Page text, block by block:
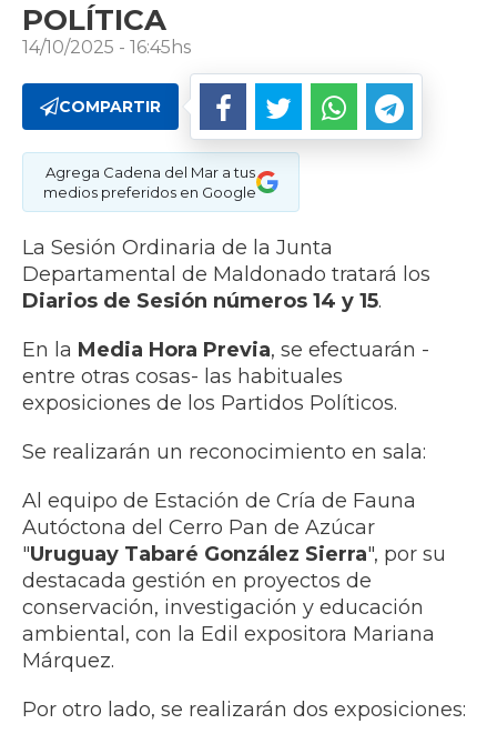
POLÍTICA
14/10/2025 - 16:45hs
COMPARTIR
Agrega Cadena del Mar a tus
medios preferidos en Google
La Sesión Ordinaria de la Junta
Departamental de Maldonado tratará los
Diarios de Sesión números 14 y 15.
En la Media Hora Previa, se efectuarán -
entre otras cosas- las habituales
exposiciones de los Partidos Políticos.
Se realizarán un reconocimiento en sala:
Al equipo de Estación de Cría de Fauna
Autóctona del Cerro Pan de Azúcar
"Uruguay Tabaré González Sierra", por su
destacada gestión en proyectos de
conservación, investigación y educación
ambiental, con la Edil expositora Mariana
Márquez.
Por otro lado, se realizarán dos exposiciones: